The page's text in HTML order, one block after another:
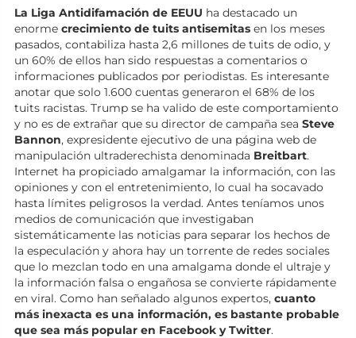
La Liga Antidifamación de EEUU ha destacado un
enorme crecimiento de tuits antisemitas en los meses
pasados, contabiliza hasta 2,6 millones de tuits de odio, y
un 60% de ellos han sido respuestas a comentarios o
informaciones publicados por periodistas. Es interesante
anotar que solo 1.600 cuentas generaron el 68% de los
tuits racistas. Trump se ha valido de este comportamiento
y no es de extrañar que su director de campaña sea Steve
Bannon, expresidente ejecutivo de una página web de
manipulación ultraderechista denominada Breitbart.
Internet ha propiciado amalgamar la información, con las
opiniones y con el entretenimiento, lo cual ha socavado
hasta límites peligrosos la verdad. Antes teníamos unos
medios de comunicación que investigaban
sistemáticamente las noticias para separar los hechos de
la especulación y ahora hay un torrente de redes sociales
que lo mezclan todo en una amalgama donde el ultraje y
la información falsa o engañosa se convierte rápidamente
en viral. Como han señalado algunos expertos, cuanto
más inexacta es una información, es bastante probable
que sea más popular en Facebook y Twitter.